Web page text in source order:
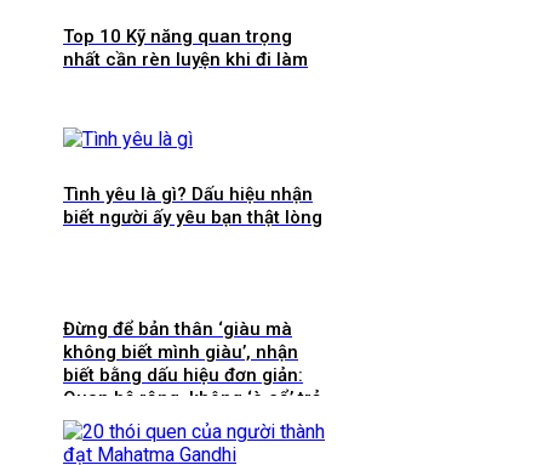
Top 10 Kỹ năng quan trọng
nhất cần rèn luyện khi đi làm
Tình yêu là gì? Dấu hiệu nhận
biết người ấy yêu bạn thật lòng
Đừng để bản thân ‘giàu mà
không biết mình giàu’, nhận
biết bằng dấu hiệu đơn giản:
Quan hệ rộng, không ‘è cổ’ trả
nợ, chưa cuối tháng đã hết
tiền